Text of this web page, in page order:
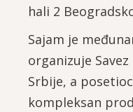
hali 2
Sajam je
organizuje
Srbije, a
kompleksan